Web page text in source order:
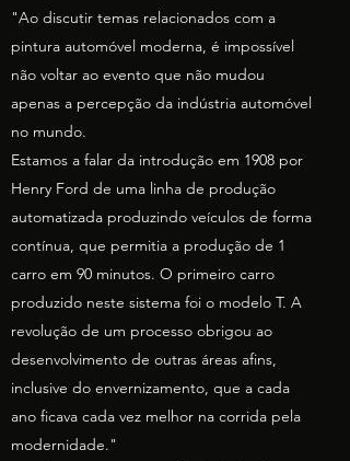
"Ao discutir temas relacionados com a
pintura automóvel moderna, é impossível
não voltar ao evento que não mudou
apenas a percepção da indústria automóvel
no mundo.
Estamos a falar da introdução em 1908 por
Henry Ford de uma linha de produção
automatizada produzindo veículos de forma
contínua, que permitia a produção de 1
carro em 90 minutos. O primeiro carro
produzido neste sistema foi o modelo T. A
revolução de um processo obrigou ao
desenvolvimento de outras áreas afins,
inclusive do envernizamento, que a cada
ano ficava cada vez melhor na corrida pela
modernidade."